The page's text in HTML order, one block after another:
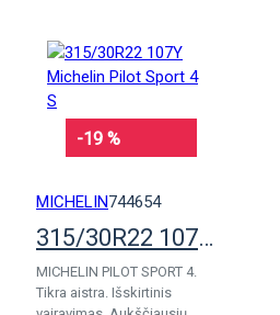
-19 %
MICHELIN744654
315/30R22 107Y Michelin Pilot Sport 4 S
MICHELIN PILOT SPORT 4.
Tikra aistra. Išskirtinis